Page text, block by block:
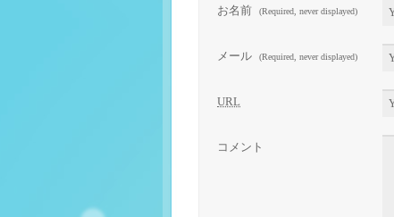
お名前 (Required, never displayed)
メール (Required, never displayed)
URL
コメント